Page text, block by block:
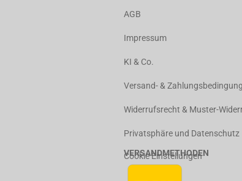
AGB
Impressum
KI & Co.
Versand- &
Widerrufsrecht & Muster-
Privatsphäre und Datenschutz
Cookie Einstellungen
VERSANDMETHODEN